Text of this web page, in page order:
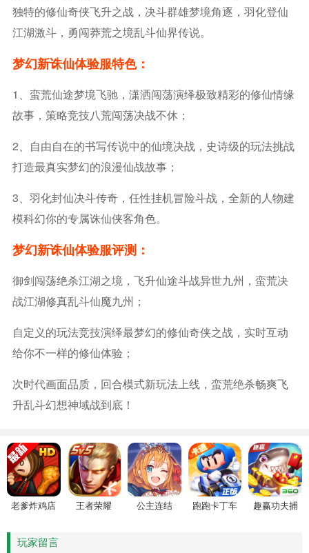
独特的修仙奇侠飞升之战，决斗群雄梦境角逐，羽化登仙
江湖激斗，勇闯莽荒之境乱斗仙界传说。
梦幻新诛仙体验服特色：
1、蛮荒仙途梦境飞驰，潇洒闯荡演绎极致精彩的修仙情缘
故事，策略竞技八荒闯荡决战不休；
2、自由自在的书写传说中的仙境决战，史诗级的玩法挑战
打造最真实梦幻的浪漫仙战故事；
3、羽化封仙决斗传奇，任性挂机冒险斗战，全新的人物建
模科幻你的专属诛仙侠客角色。
梦幻新诛仙体验服评测：
御剑闯荡绝杀江湖之境，飞升仙途斗战异世九州，蛮荒决
战江湖修真乱斗仙魔九州；
自定义的玩法竞技演绎最梦幻的修仙奇侠之战，实时互动
给你不一样的修仙体验；
次时代画面品质，回合模式新玩法上线，蛮荒绝杀畅爽飞
升乱斗幻想神域战到底！
老爹炸鸡店
王者荣耀 公主连结 跑跑卡丁车
趣赢功夫捕
玩家留言